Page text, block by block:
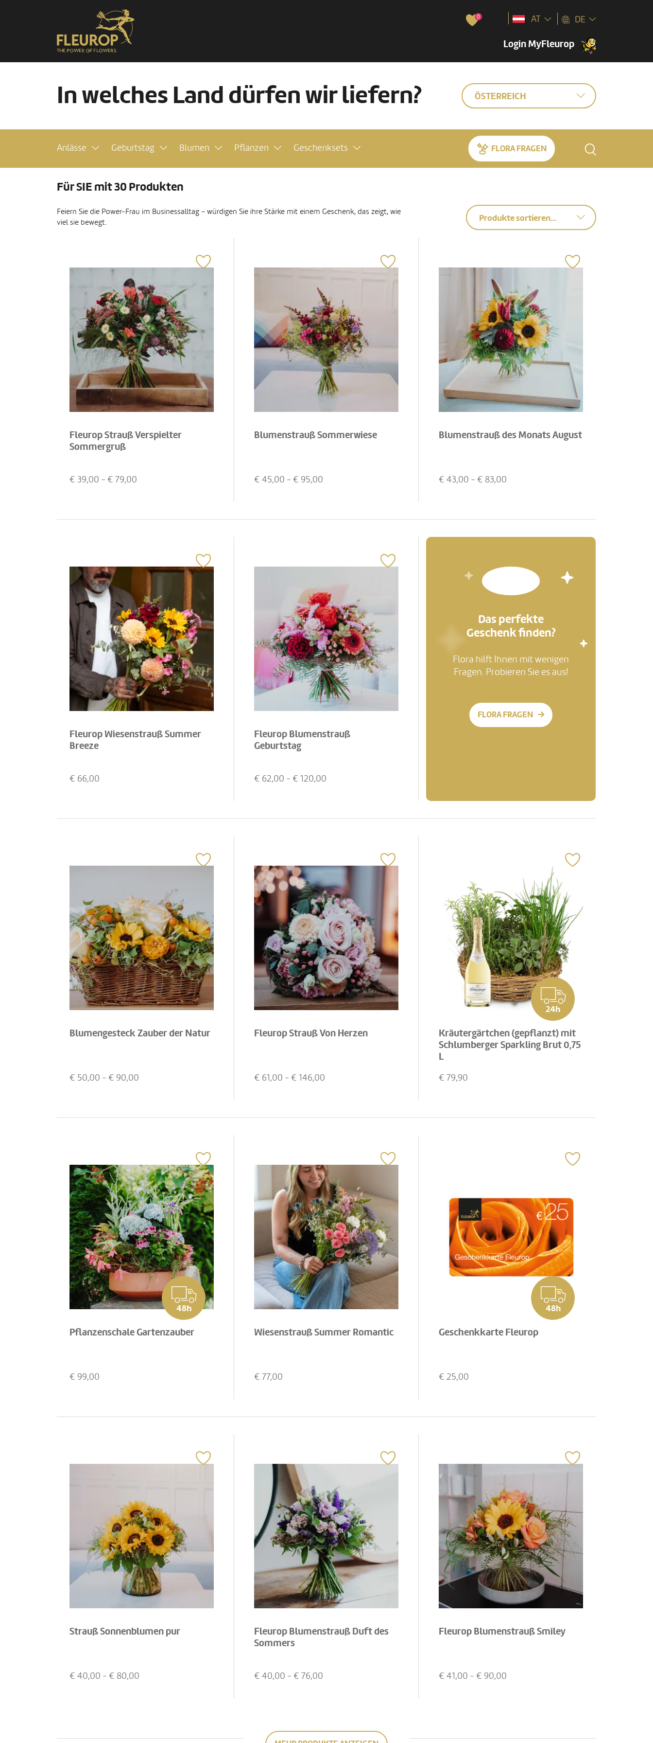
0
Login MyFleurop
AT DE
In welches Land dürfen wir liefern? ÖSTERREICH
Anlässe Geburtstag Blumen Pflanzen Geschenksets FLORA FRAGEN
Für SIE mit 30 Produkten
Feiern Sie die Power-Frau im Businessalltag – würdigen Sie ihre Stärke mit einem Geschenk, das zeigt, wie
viel sie bewegt.
Produkte sortieren...
Fleurop Strauß Verspielter
Sommergruß
€ 39,00 - € 79,00
Blumenstrauß Sommerwiese
€ 45,00 - € 95,00
Blumenstrauß des Monats August
€ 43,00 - € 83,00
Fleurop Wiesenstrauß Summer
Breeze
€ 66,00
Fleurop Blumenstrauß
Geburtstag
€ 62,00 - € 120,00
Das perfekte
Geschenk finden?
Flora hilft Ihnen mit wenigen
Fragen. Probieren Sie es aus!
FLORA FRAGEN
Blumengesteck Zauber der Natur
€ 50,00 - € 90,00
Fleurop Strauß Von Herzen
€ 61,00 - € 146,00
24h
Kräutergärtchen (gepflanzt) mit
Schlumberger Sparkling Brut 0,75
L
€ 79,90
48h
Pflanzenschale Gartenzauber
€ 99,00
Wiesenstrauß Summer Romantic
€ 77,00
48h
Geschenkkarte Fleurop
€ 25,00
Strauß Sonnenblumen pur
€ 40,00 - € 80,00
Fleurop Blumenstrauß Duft des
Sommers
€ 40,00 - € 76,00
Fleurop Blumenstrauß Smiley
€ 41,00 - € 90,00